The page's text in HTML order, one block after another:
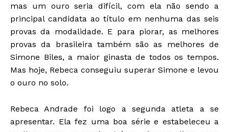
mas um ouro seria difícil, com ela não sendo a
principal candidata ao título em nenhuma das seis
provas da modalidade. E para piorar, as melhores
provas da brasileira também são as melhores de
Simone Biles, a maior ginasta de todos os tempos.
Mas hoje, Rebeca conseguiu superar Simone e levou
o ouro no solo.
Rebeca Andrade foi logo a segunda atleta a se
apresentar. Ela fez uma boa série e estabeleceu a